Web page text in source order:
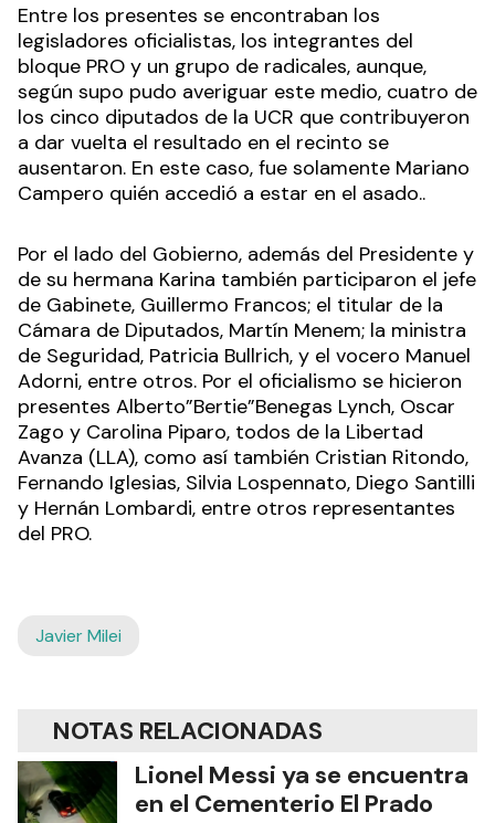
Entre los presentes se encontraban los
legisladores oficialistas, los integrantes del
bloque PRO y un grupo de radicales, aunque,
según supo pudo averiguar este medio, cuatro de
los cinco diputados de la UCR que contribuyeron
a dar vuelta el resultado en el recinto se
ausentaron. En este caso, fue solamente Mariano
Campero quién accedió a estar en el asado..
Por el lado del Gobierno, además del Presidente y
de su hermana Karina también participaron el jefe
de Gabinete, Guillermo Francos; el titular de la
Cámara de Diputados, Martín Menem; la ministra
de Seguridad, Patricia Bullrich, y el vocero Manuel
Adorni, entre otros. Por el oficialismo se hicieron
presentes Alberto”Bertie”Benegas Lynch, Oscar
Zago y Carolina Piparo, todos de la Libertad
Avanza (LLA), como así también Cristian Ritondo,
Fernando Iglesias, Silvia Lospennato, Diego Santilli
y Hernán Lombardi, entre otros representantes
del PRO.
Javier Milei
NOTAS RELACIONADAS
Lionel Messi ya se encuentra
en el Cementerio El Prado